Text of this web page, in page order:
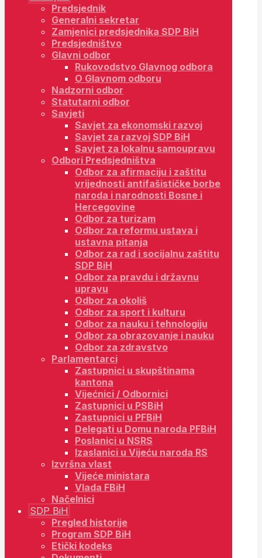
Predsjednik
Generalni sekretar
Zamjenici predsjednika SDP BiH
Predsjedništvo
Glavni odbor
Rukovodstvo Glavnog odbora
O Glavnom odboru
Nadzorni odbor
Statutarni odbor
Savjeti
Savjet za ekonomski razvoj
Savjet za razvoj SDP BiH
Savjet za lokalnu samoupravu
Odbori Predsjedništva
Odbor za afirmaciju i zaštitu
vrijednosti antifašističke borbe
naroda i narodnosti Bosne i
Hercegovine
Odbor za turizam
Odbor za reformu ustava i
ustavna pitanja
Odbor za rad i socijalnu zaštitu
SDP BiH
Odbor za pravdu i državnu
upravu
Odbor za okoliš
Odbor za sport i kulturu
Odbor za nauku i tehnologiju
Odbor za obrazovanje i nauku
Odbor za zdravstvo
Parlamentarci
Zastupnici u skupštinama
kantona
Vijećnici / Odbornici
Zastupnici u PSBiH
Zastupnici u PFBiH
Delegati u Domu naroda PFBiH
Poslanici u NSRS
Izaslanici u Vijeću naroda RS
Izvršna vlast
Vijeće ministara
Vlada FBiH
Načelnici
SDP BiH
Pregled historije
Program SDP BiH
Etički kodeks